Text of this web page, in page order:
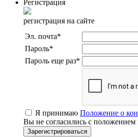
Регистрация
регистрация на сайте
Эл. почта*
Пароль*
Пароль еще раз*
Я принимаю Положение о
Вы не согласились с положением